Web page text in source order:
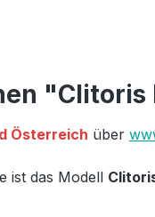
"Clitoris
Österreich über
ist das Modell